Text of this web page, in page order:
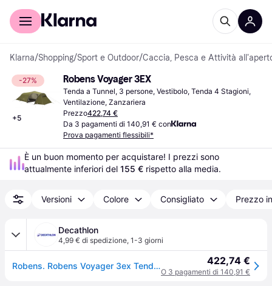
Per il tuo shopping
Klarna/Shopping/Sport e Outdoor/Caccia, Pesca e Attività
-27%
+5
Robens Voyager 3EX
Tenda a Tunnel, 3 persone, Vestibolo, Tenda 4 Stagioni,
Ventilazione, Zanzariera
Prezzo422,74 €
Da 3 pagamenti di 140,91 € con
Prova pagamenti flessibili*
È un buon momento per acquistare! I prezzi sono
attualmente inferiori del 155 € rispetto alla media.
Versioni Colore Consigliato Prezzo
Decathlon
4,99 € di spedizione, 1-3 giorni
Robens. Robens Voyager 3ex Tende Ritiro Gratis - verde - 2/3 POSTI 422,74 €
O 3 pagamenti di 140,91 €